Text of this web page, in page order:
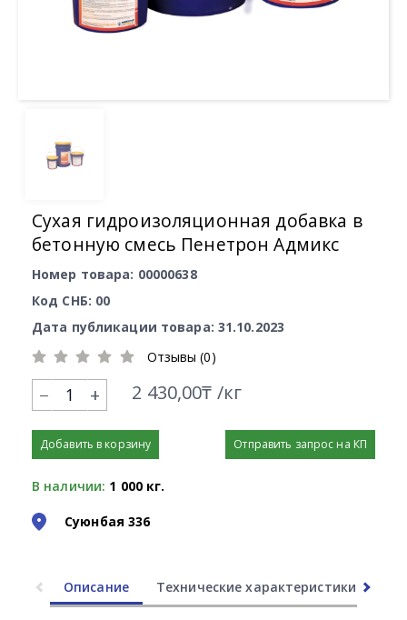
Сухая гидроизоляционная добавка в
бетонную смесь Пенетрон Адмикс
Номер товара: 00000638
Код СНБ: 00
Дата публикации товара: 31.10.2023
Отзывы (0)
+ 2 430,00₸ /кг
Добавить в корзину Отправить запрос на КП
В наличии: 1 000 кг.
Суюнбая 336
Описание Технические характеристики